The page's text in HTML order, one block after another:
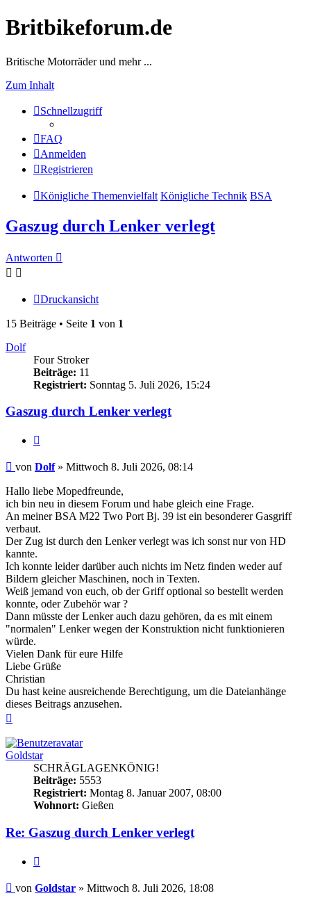
Britbikeforum.de
Britische Motorräder und mehr ...
Zum Inhalt
Schnellzugriff
FAQ
Anmelden
Registrieren
Königliche Themenvielfalt Königliche Technik BSA
Gaszug durch Lenker verlegt
Antworten
Druckansicht
15 Beiträge • Seite 1 von 1
Dolf
Four Stroker
Beiträge: 11
Registriert: Sonntag 5. Juli 2026, 15:24
Gaszug durch Lenker verlegt
Beitrag
von Dolf» Mittwoch 8. Juli 2026, 08:14
Hallo liebe Mopedfreunde,
ich bin neu in diesem Forum und habe gleich eine Frage.
An meiner BSA M22 Two Port Bj. 39 ist ein besonderer Gasgriff
verbaut.
Der Zug ist durch den Lenker verlegt was ich sonst nur von HD
kannte.
Ich konnte leider darüber auch nichts im Netz finden weder auf
Bildern gleicher Maschinen, noch in Texten.
Weiß jemand von euch, ob der Griff optional so bestellt werden
konnte, oder Zubehör war ?
Dann müsste der Lenker auch dazu gehören, da es mit einem
"normalen" Lenker wegen der Konstruktion nicht funktionieren
würde.
Vielen Dank für eure Hilfe
Liebe Grüße
Christian
Du hast keine ausreichende Berechtigung, um die Dateianhänge
dieses Beitrags anzusehen.
Goldstar
SCHRÄGLAGENKÖNIG!
Beiträge: 5553
Registriert: Montag 8. Januar 2007, 08:00
Wohnort: Gießen
Re: Gaszug durch Lenker verlegt
Beitrag
von Goldstar » Mittwoch 8. Juli 2026, 18:08